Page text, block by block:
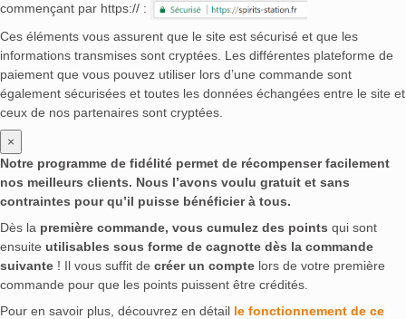
commençant par https:// :
Ces éléments vous assurent que le site est sécurisé et que les
informations transmises sont cryptées. Les différentes plateforme de
paiement que vous pouvez utiliser lors d’une commande sont
également sécurisées et toutes les données échangées entre le site et
ceux de nos partenaires sont cryptées.
×
Notre programme de fidélité permet de récompenser facilement
nos meilleurs clients. Nous l’avons voulu gratuit et sans
contraintes pour qu’il puisse bénéficier à tous.
Dès la première commande, vous cumulez des points qui sont
ensuite utilisables sous forme de cagnotte dès la commande
suivante ! Il vous suffit de créer un compte lors de votre première
commande pour que les points puissent être crédités.
Pour en savoir plus, découvrez en détail le fonctionnement de ce